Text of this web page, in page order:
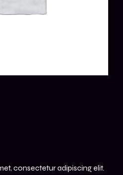
consectetur adipiscing elit.